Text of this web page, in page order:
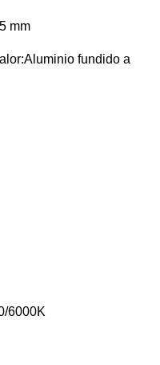
mm
fundido a
6000K